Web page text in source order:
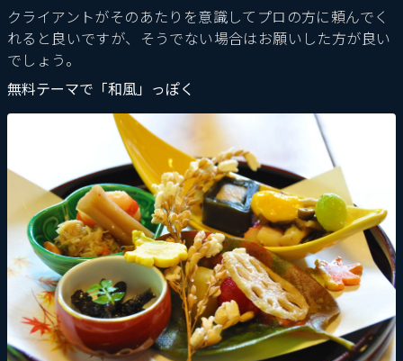
クライアントがそのあたりを意識してプロの方に頼んでく
れると良いですが、そうでない場合はお願いした方が良い
でしょう。
無料テーマで「和風」っぽく